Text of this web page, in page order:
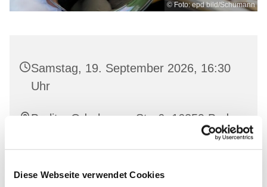
Diese Webseite verwendet Cookies
© Foto: epd bild/Schumann
Samstag, 19. September 2026, 16:30
Uhr
Bralitz, Oderberger Str. 6, 16259 Bad